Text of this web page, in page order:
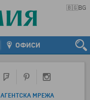
🇧🇬BG
ОФИСИ
АГЕНТСКА МРЕЖА